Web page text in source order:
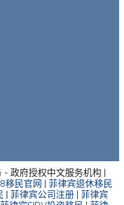
政府授权中文服务机构 |
移民官网
菲律宾退休移民
菲律宾公司注册
菲律宾